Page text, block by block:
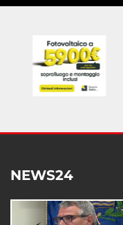
NEWS24